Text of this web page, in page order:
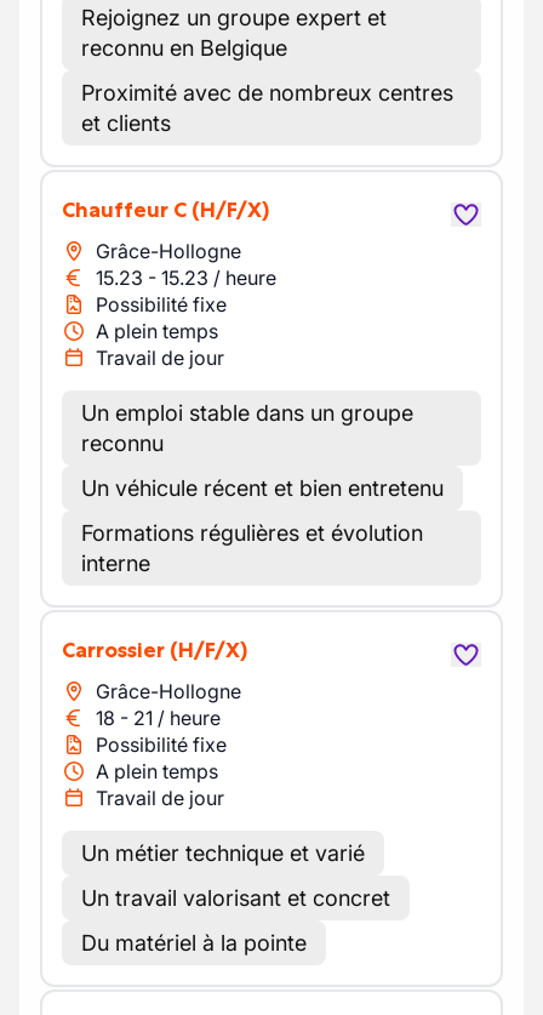
Rejoignez un groupe expert et
reconnu en Belgique
Proximité avec de nombreux centres
et clients
Chauffeur C (H/F/X)
Grâce-Hollogne
15.23 - 15.23 / heure
Possibilité fixe
A plein temps
Travail de jour
Un emploi stable dans un groupe
reconnu
Un véhicule récent et bien entretenu
Formations régulières et évolution
interne
Carrossier (H/F/X)
Grâce-Hollogne
18 - 21 / heure
Possibilité fixe
A plein temps
Travail de jour
Un métier technique et varié
Un travail valorisant et concret
Du matériel à la pointe